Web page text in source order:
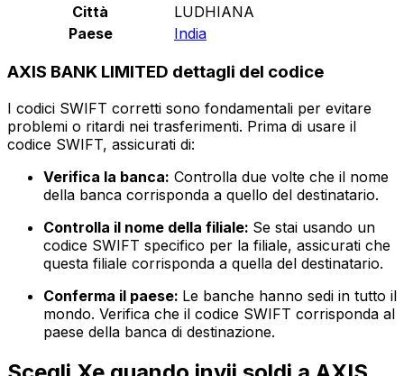
Città
LUDHIANA
Paese
India
AXIS BANK LIMITED dettagli del codice
I codici SWIFT corretti sono fondamentali per evitare
problemi o ritardi nei trasferimenti. Prima di usare il
codice SWIFT, assicurati di:
Verifica la banca: Controlla due volte che il nome
della banca corrisponda a quello del destinatario.
Controlla il nome della filiale: Se stai usando un
codice SWIFT specifico per la filiale, assicurati che
questa filiale corrisponda a quella del destinatario.
Conferma il paese: Le banche hanno sedi in tutto il
mondo. Verifica che il codice SWIFT corrisponda al
paese della banca di destinazione.